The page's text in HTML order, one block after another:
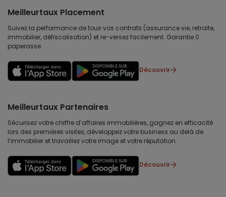
Meilleurtaux Placement
Suivez la performance de tous vos contrats (assurance vie, retraite,
immobilier, défiscalisation) et re-versez facilement. Garantie 0
paperasse.
Découvrir
Meilleurtaux Partenaires
Sécurisez votre chiffre d’affaires immobilières, gagnez en efficacité
lors des premières visites, développez votre business au delà de
l’immobilier et travaillez votre image et votre réputation.
Découvrir